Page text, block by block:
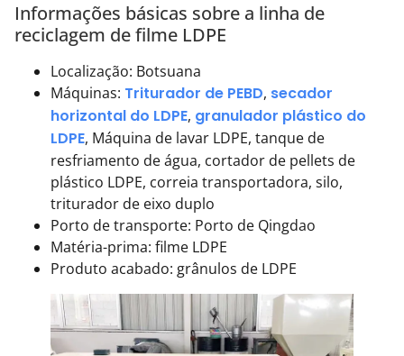
Informações básicas sobre a linha de
reciclagem de filme LDPE
Localização: Botsuana
Máquinas: Triturador de PEBD, secador
horizontal do LDPE, granulador plástico do
LDPE, Máquina de lavar LDPE, tanque de
resfriamento de água, cortador de pellets de
plástico LDPE, correia transportadora, silo,
triturador de eixo duplo
Porto de transporte: Porto de Qingdao
Matéria-prima: filme LDPE
Produto acabado: grânulos de LDPE